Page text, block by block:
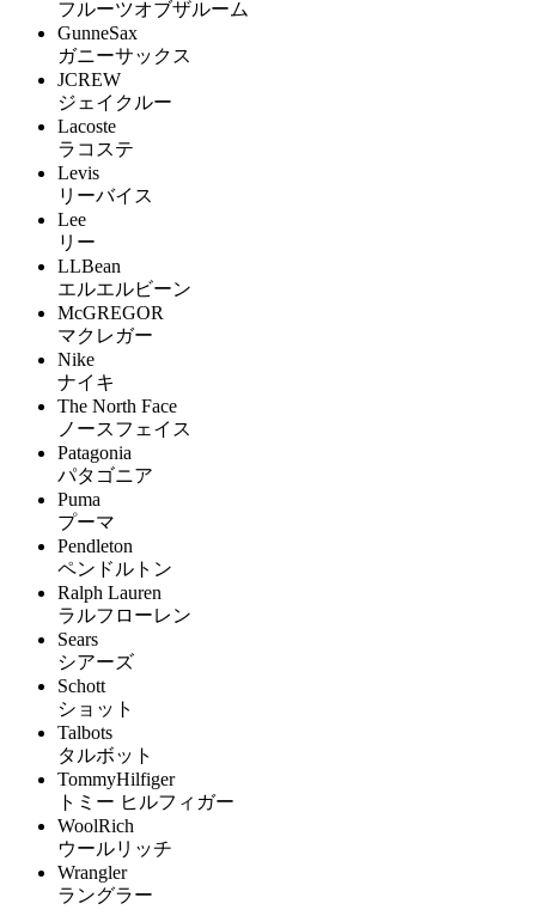
フルーツオブザルーム
GunneSax
ガニーサックス
JCREW
ジェイクルー
Lacoste
ラコステ
Levis
リーバイス
Lee
リー
LLBean
エルエルビーン
McGREGOR
マクレガー
Nike
ナイキ
The North Face
ノースフェイス
Patagonia
パタゴニア
Puma
プーマ
Pendleton
ペンドルトン
Ralph Lauren
ラルフローレン
Sears
シアーズ
Schott
ショット
Talbots
タルボット
TommyHilfiger
トミー ヒルフィガー
WoolRich
ウールリッチ
Wrangler
ラングラー